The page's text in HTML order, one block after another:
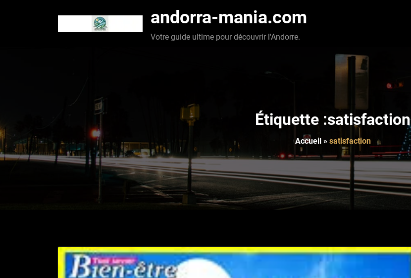
andorra-mania.com
Votre guide ultime pour découvrir l'Andorre.
Étiquette :satisfaction
Accueil» satisfaction